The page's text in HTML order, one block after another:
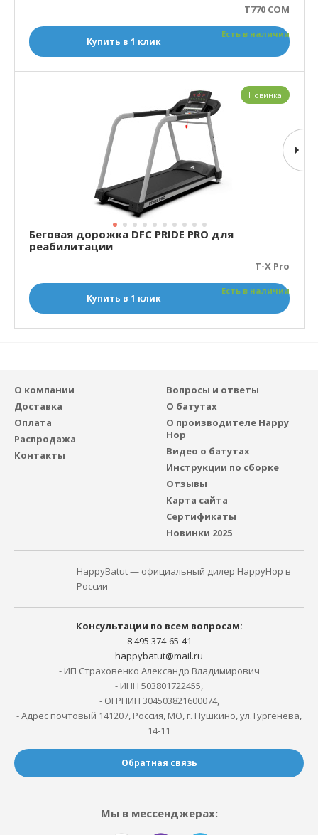
T770 COM
Есть в наличии
Купить в 1 клик
Беговая дорожка DFC PRIDE PRO для
реабилитации
T-X Pro
Есть в наличии
Купить в 1 клик
Новинка
О компании
Доставка
Оплата
Распродажа
Контакты
Вопросы и ответы
О батутах
О производителе Happy
Hop
Видео о батутах
Инструкции по сборке
Отзывы
Карта сайта
Сертификаты
Новинки 2025
HappyBatut — официальный дилер HappyHop в
России
Консультации по всем вопросам:
8 495 374-65-41
happybatut@mail.ru
- ИП Страховенко Александр Владимирович
- ИНН 503801722455,
- ОГРНИП 304503821600074,
- Адрес почтовый 141207, Россия, МО, г. Пушкино, ул.Тургенева,
14-11
Обратная связь
Мы в мессенджерах: